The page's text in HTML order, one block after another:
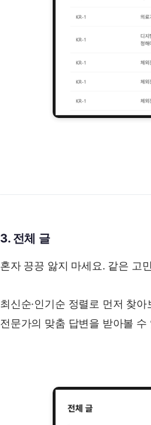
3. 전체 글
혼자 끙끙 앓지 마세요. 같은 고
최신순·인기순 정렬로 먼저 찾
전문가의 맞춤 답변을 받아볼